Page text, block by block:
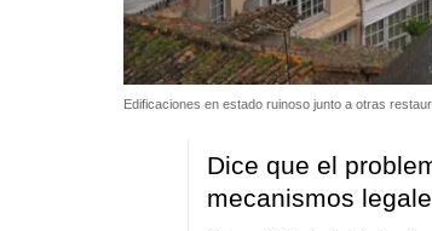
Edificaciones en estado ruinoso junto a otras
Dice que el
mecanismos